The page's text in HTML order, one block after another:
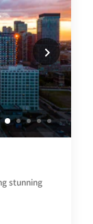
stunning